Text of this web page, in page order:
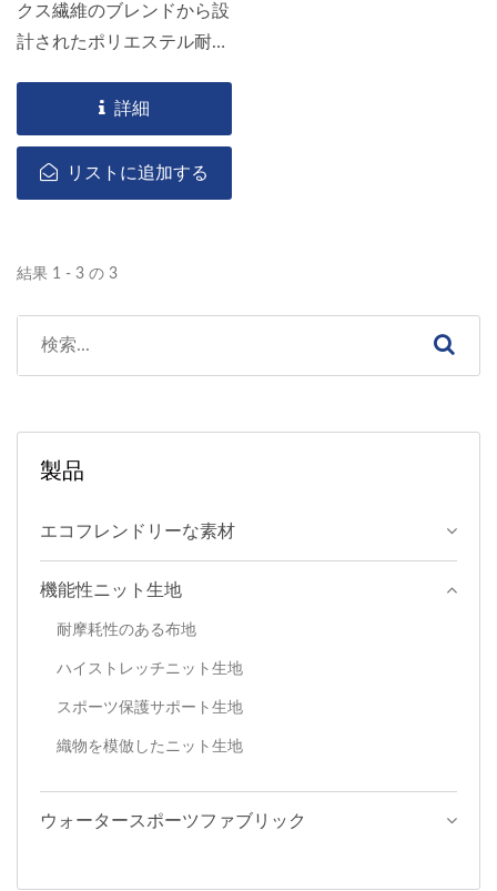
クス繊維のブレンドから設
計されたポリエステル耐摩
境に耐える堅牢な構造を誇
っています。...
詳細
リストに追加する
結果 1 - 3 の 3
製品
エコフレンドリーな素材
機能性ニット生地
耐摩耗性のある布地
ハイストレッチニット生地
スポーツ保護サポート生地
織物を模倣したニット生地
ウォータースポーツファブリック